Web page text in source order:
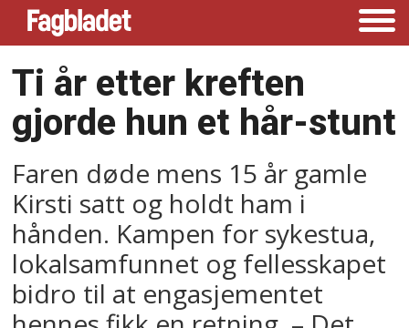
Ti år etter kreften
gjorde hun et hår-stunt
Faren døde mens 15 år gamle
Kirsti satt og holdt ham i
hånden. Kampen for sykestua,
lokalsamfunnet og fellesskapet
bidro til at engasjementet